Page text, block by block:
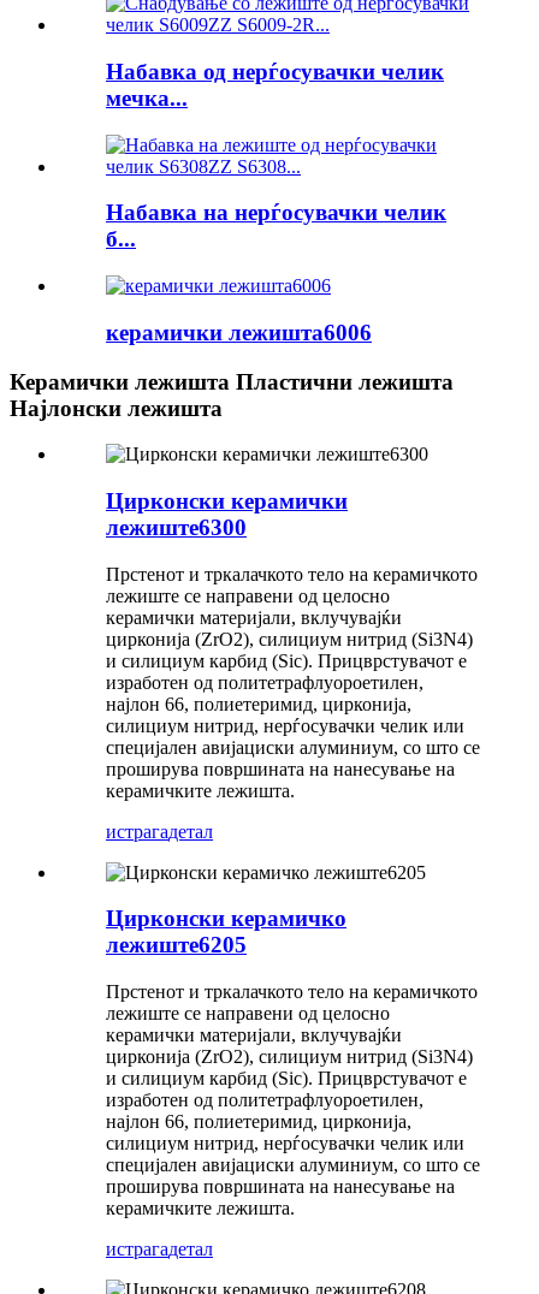
Набавка од нерѓосувачки челик
мечка...
Набавка на нерѓосувачки челик
б...
керамички лежишта6006
Керамички лежишта Пластични лежишта
Најлонски лежишта
Цирконски керамички
лежиште6300
Прстенот и тркалачкото тело на керамичкото
лежиште се направени од целосно
керамички материјали, вклучувајќи
цирконија (ZrO2), силициум нитрид (Si3N4)
и силициум карбид (Sic). Прицврстувачот е
изработен од политетрафлуороетилен,
најлон 66, полиетеримид, цирконија,
силициум нитрид, нерѓосувачки челик или
специјален авијациски алуминиум, со што се
проширува површината на нанесување на
керамичките лежишта.
истрагадетал
Цирконски керамичко
лежиште6205
Прстенот и тркалачкото тело на керамичкото
лежиште се направени од целосно
керамички материјали, вклучувајќи
цирконија (ZrO2), силициум нитрид (Si3N4)
и силициум карбид (Sic). Прицврстувачот е
изработен од политетрафлуороетилен,
најлон 66, полиетеримид, цирконија,
силициум нитрид, нерѓосувачки челик или
специјален авијациски алуминиум, со што се
проширува површината на нанесување на
керамичките лежишта.
истрагадетал